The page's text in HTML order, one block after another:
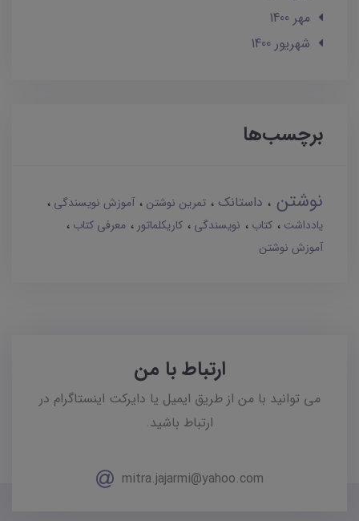
مهر 1400
شهریور 1400
برچسب‌ها
نوشتن داستانک تمرین نوشتن
آموزش نویسندگی
یادداشت
کتاب نویسندگی کاریکلماتور
معرفی کتاب
آموزش نوشتن
ارتباط با من
می توانید با من از طریق ایمیل یا دایرکت اینستاگرام در
ارتباط باشید.
mitra.jajarmi@yahoo.com